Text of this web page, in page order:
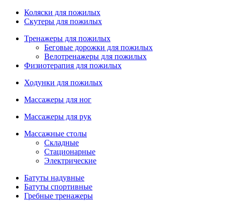
Коляски для пожилых
Скутеры для пожилых
Тренажеры для пожилых
Беговые дорожки для пожилых
Велотренажеры для пожилых
Физиотерапия для пожилых
Ходунки для пожилых
Массажеры для ног
Массажеры для рук
Массажные столы
Складные
Стационарные
Электрические
Батуты надувные
Батуты спортивные
Гребные тренажеры